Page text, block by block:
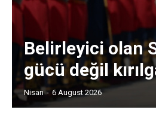
Belirleyici olan
gücü değil
Nisan - 6 August 2026